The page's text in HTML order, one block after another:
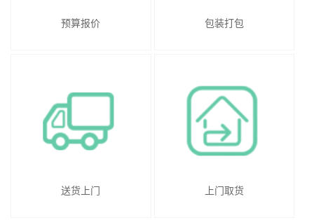
预算报价 包装打包
送货上门 上门取货